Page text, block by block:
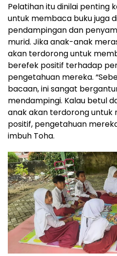
Pelatihan itu dinilai penting
untuk membaca buku juga
pendampingan dan
murid. Jika anak-anak
akan terdorong untuk
berefek positif terhadap
pengetahuan mereka.
bacaan, ini sangat
mendampingi. Kalau betul
anak akan terdorong untuk
positif, pengetahuan
imbuh Toha.